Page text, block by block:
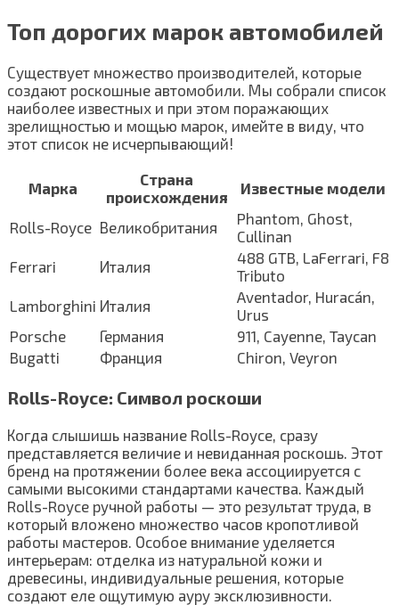
Топ дорогих марок автомобилей
Существует множество производителей, которые
создают роскошные автомобили. Мы собрали список
наиболее известных и при этом поражающих
зрелищностью и мощью марок, имейте в виду, что
этот список не исчерпывающий!
Марка
Страна
происхождения
Известные модели
Rolls-Royce Великобритания
Phantom, Ghost,
Cullinan
Ferrari
Италия
488 GTB, LaFerrari, F8
Tributo
Lamborghini Италия
Aventador, Huracán,
Urus
Porsche
Германия
911, Cayenne, Taycan
Bugatti
Франция Chiron, Veyron
Rolls-Royce: Символ роскоши
Когда слышишь название Rolls-Royce, сразу
представляется величие и невиданная роскошь. Этот
бренд на протяжении более века ассоциируется с
самыми высокими стандартами качества. Каждый
Rolls-Royce ручной работы — это результат труда, в
который вложено множество часов кропотливой
работы мастеров. Особое внимание уделяется
интерьерам: отделка из натуральной кожи и
древесины, индивидуальные решения, которые
создают еле ощутимую ауру эксклюзивности.